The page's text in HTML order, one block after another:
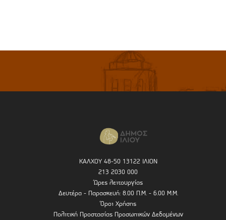
ΚΑΛΧΟΥ 48-50 13122 ΙΛΙΟΝ
213 2030 000
Ώρες λειτουργίας
Δευτέρα - Παρασκευή: 8.00 Π.Μ. - 6.00 Μ.Μ.
Όροι Χρήσης
Πολιτική Προστασίας Προσωπικών Δεδομένων